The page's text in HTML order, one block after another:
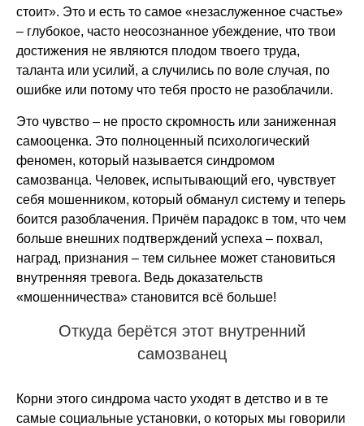
стоит». Это и есть то самое «незаслуженное счастье»
– глубокое, часто неосознанное убеждение, что твои
достижения не являются плодом твоего труда,
таланта или усилий, а случились по воле случая, по
ошибке или потому что тебя просто не разоблачили.
Это чувство – не просто скромность или заниженная
самооценка. Это полноценный психологический
феномен, который называется синдромом
самозванца. Человек, испытывающий его, чувствует
себя мошенником, который обманул систему и теперь
боится разоблачения. Причём парадокс в том, что чем
больше внешних подтверждений успеха – похвал,
наград, признания – тем сильнее может становиться
внутренняя тревога. Ведь доказательств
«мошенничества» становится всё больше!
Откуда берётся этот внутренний
самозванец
Корни этого синдрома часто уходят в детство и в те
самые социальные установки, о которых мы говорили